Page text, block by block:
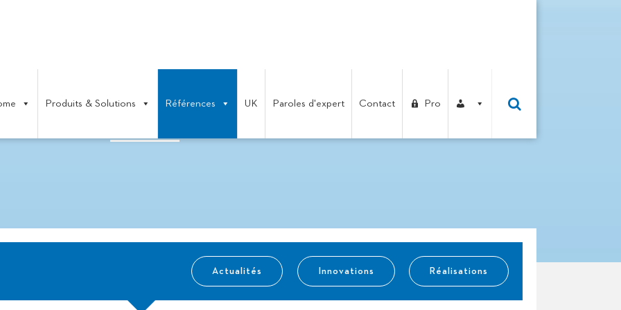
Produits & Solutions Références UK Paroles d'expert Contact Pro
Réalisations
Innovations
Actualités